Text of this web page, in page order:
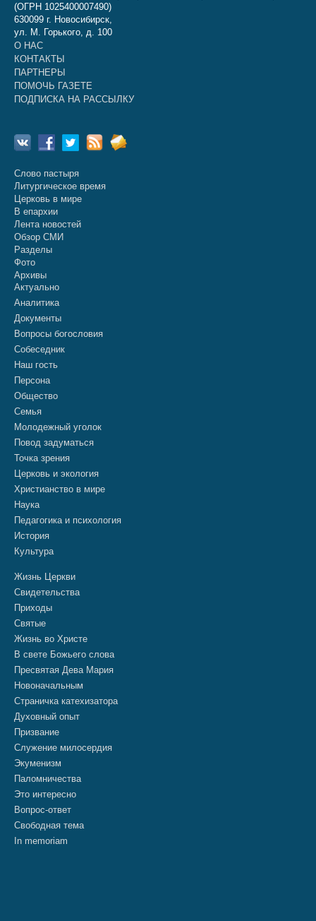
(ОГРН 1025400007490)
630099 г. Новосибирск,
ул. М. Горького, д. 100
О НАС
КОНТАКТЫ
ПАРТНЕРЫ
ПОМОЧЬ ГАЗЕТЕ
ПОДПИСКА НА РАССЫЛКУ
Слово пастыря
Литургическое время
Церковь в мире
В епархии
Лента новостей
Обзор СМИ
Разделы
Фото
Архивы
Актуально
Аналитика
Документы
Вопросы богословия
Собеседник
Наш гость
Персона
Общество
Семья
Молодежный уголок
Повод задуматься
Точка зрения
Церковь и экология
Христианство в мире
Наука
Педагогика и психология
История
Культура
Жизнь Церкви
Свидетельства
Приходы
Святые
Жизнь во Христе
В свете Божьего слова
Пресвятая Дева Мария
Новоначальным
Страничка катехизатора
Духовный опыт
Призвание
Служение милосердия
Экуменизм
Паломничества
Это интересно
Вопрос-ответ
Свободная тема
In memoriam